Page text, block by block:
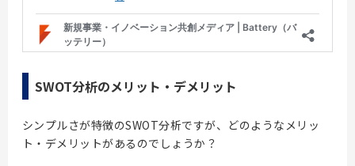
SWOT分析のメリット・デメリット
シンプルさが特徴のSWOT分析ですが、どのようなメリッ
ト・デメリットがあるのでしょうか？